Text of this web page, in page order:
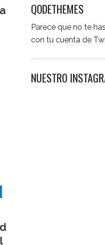
QODETHEMES
Parece que no te
con tu cuenta de
NUESTRO